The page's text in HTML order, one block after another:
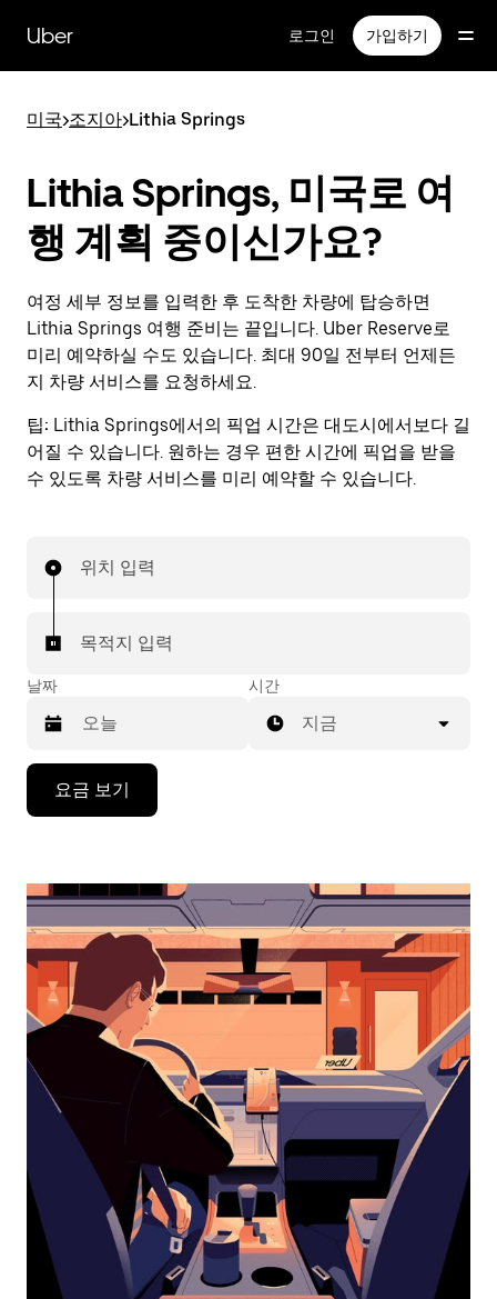
Uber 로그인 가입하기
미국>조지아>Lithia Springs
Lithia Springs, 미국로 여
행 계획 중이신가요?
여정 세부 정보를 입력한 후 도착한 차량에 탑승하면
Lithia Springs 여행 준비는 끝입니다. Uber Reserve로
미리 예약하실 수도 있습니다. 최대 90일 전부터 언제든
지 차량 서비스를 요청하세요.
팁: Lithia Springs에서의 픽업 시간은 대도시에서보다 길
어질 수 있습니다. 원하는 경우 편한 시간에 픽업을 받을
수 있도록 차량 서비스를 미리 예약할 수 있습니다.
위치 입력
목적지 입력
날짜
작
면
아
래
화
살
표
러
날
짜
시간
지금
요금 보기